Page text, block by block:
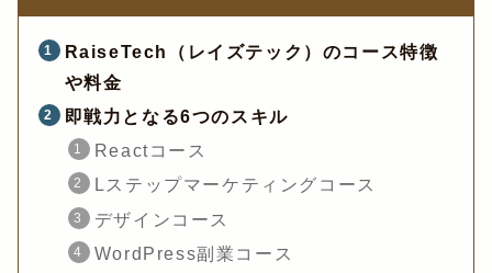
RaiseTech（レイズテック）のコース特徴
や料金
即戦力となる6つのスキル
Reactコース
Lステップマーケティングコース
デザインコース
WordPress副業コース